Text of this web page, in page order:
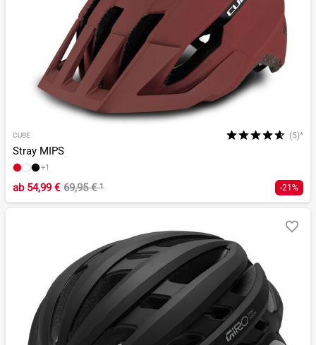
CUBE (5)*
Stray MIPS
+1
ab54,99 € 69,95 €¹ -21%